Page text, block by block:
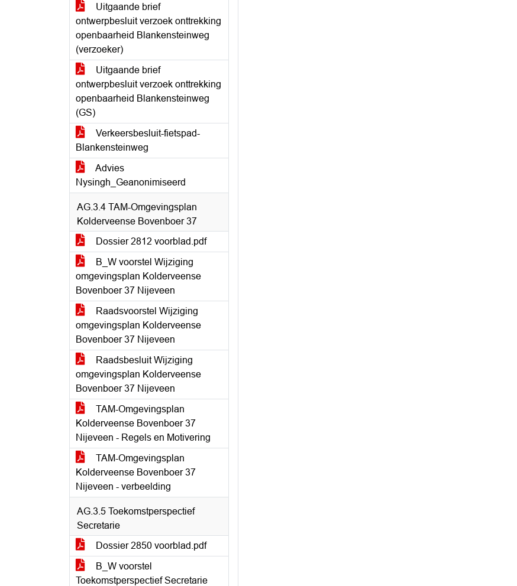
Uitgaande brief
ontwerpbesluit verzoek onttrekking
openbaarheid Blankensteinweg
(verzoeker)
Uitgaande brief
ontwerpbesluit verzoek onttrekking
openbaarheid Blankensteinweg
(GS)
Verkeersbesluit-fietspad-
Blankensteinweg
Advies
Nysingh_Geanonimiseerd
AG.3.4 TAM-Omgevingsplan
Kolderveense Bovenboer 37
Dossier 2812 voorblad.pdf
B_W voorstel Wijziging
omgevingsplan Kolderveense
Bovenboer 37 Nijeveen
Raadsvoorstel Wijziging
omgevingsplan Kolderveense
Bovenboer 37 Nijeveen
Raadsbesluit Wijziging
omgevingsplan Kolderveense
Bovenboer 37 Nijeveen
TAM-Omgevingsplan
Kolderveense Bovenboer 37
Nijeveen - Regels en Motivering
TAM-Omgevingsplan
Kolderveense Bovenboer 37
Nijeveen - verbeelding
AG.3.5 Toekomstperspectief
Secretarie
Dossier 2850 voorblad.pdf
B_W voorstel
Toekomstperspectief Secretarie